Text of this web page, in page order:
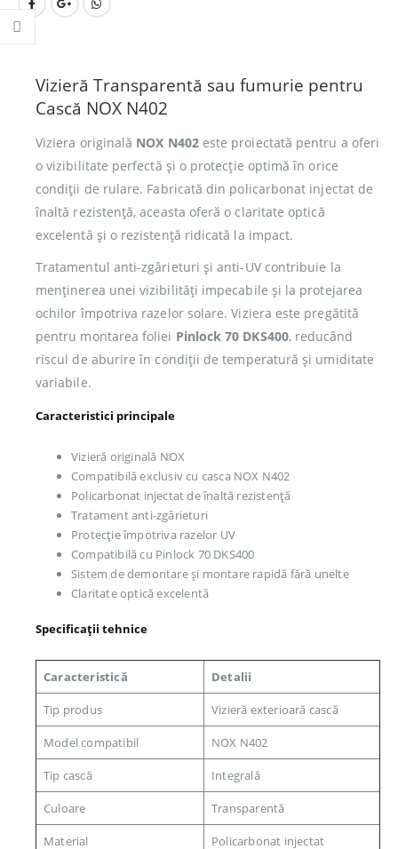
Vizieră Transparentă sau fumurie pentru
Cască NOX N402
Viziera originală NOX N402este proiectată pentru a oferi
o vizibilitate perfectă și o protecție optimă în orice
condiții de rulare. Fabricată din policarbonat injectat de
înaltă rezistență, aceasta oferă o claritate optică
excelentă și o rezistență ridicată la impact.
Tratamentul anti-zgârieturi și anti-UV contribuie la
menținerea unei vizibilități impecabile și la protejarea
ochilor împotriva razelor solare. Viziera este pregătită
pentru montarea foliei Pinlock 70 DKS400, reducând
riscul de aburire în condiții de temperatură și umiditate
variabile.
Caracteristici principale
Vizieră originală NOX
Compatibilă exclusiv cu casca NOX N402
Policarbonat injectat de înaltă rezistență
Tratament anti-zgârieturi
Protecție împotriva razelor UV
Compatibilă cu Pinlock 70 DKS400
Sistem de demontare și montare rapidă fără unelte
Claritate optică excelentă
Specificații tehnice
Caracteristică Detalii
Tip produs Vizieră exterioară cască
Model compatibil NOX N402
Tip cască Integrală
Culoare Transparentă
Material Policarbonat injectat